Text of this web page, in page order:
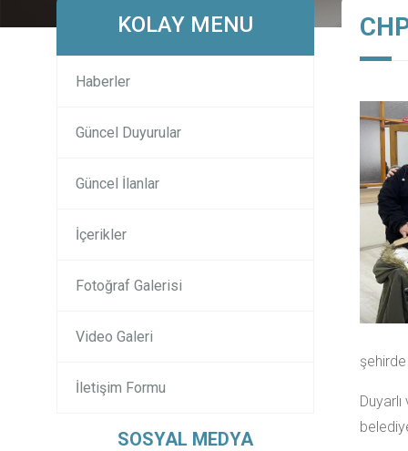
KOLAY MENU
Haberler
Güncel Duyurular
Güncel İlanlar
İçerikler
Fotoğraf Galerisi
Video Galeri
İletişim Formu
SOSYAL MEDYA